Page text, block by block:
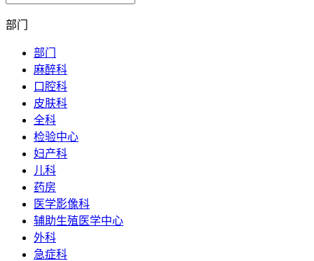
部门
部门
麻醉科
口腔科
皮肤科
全科
检验中心
妇产科
儿科
药房
医学影像科
辅助生殖医学中心
外科
急症科